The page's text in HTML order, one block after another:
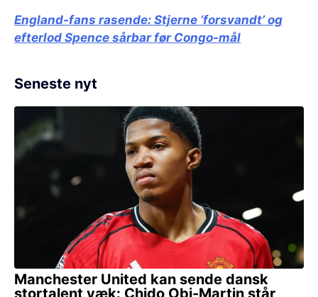
England-fans rasende: Stjerne ‘forsvandt’ og
efterlod Spence sårbar før Congo-mål
Seneste nyt